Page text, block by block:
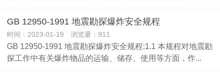
GB 12950-1991 地震勘探爆炸安全规程
时间：2023-01-19 浏览量：911
GB 12950-1991 地震勘探爆炸安全规程:1.1 本规程对地震勘
探工作中有关爆炸物品的运输、储存、使用等方面，作...